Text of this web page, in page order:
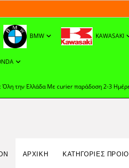
BMW KAWASAKI
Όλη την Ελλάδα Με curier παράδοση 2-3
ΑΡΧΙΚΉ ΚΑΤΗΓΟΡΙΕΣ